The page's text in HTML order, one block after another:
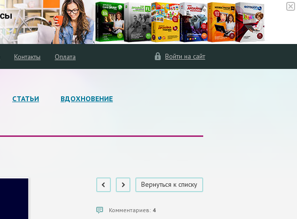
Войти на сайт
Контакты Оплата
СТАТЬИ ВДОХНОВЕНИЕ
Вернуться к списку
Комментариев: 4